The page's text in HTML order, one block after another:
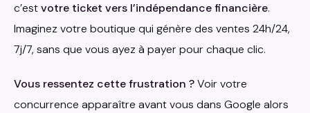
c’estvotre ticket vers l’indépendance financière.
Imaginez votre boutique qui génère des ventes 24h/24,
7j/7, sans que vous ayez à payer pour chaque clic.
Vous ressentez cette frustration ?Voir votre
concurrence apparaître avant vous dans Google alors